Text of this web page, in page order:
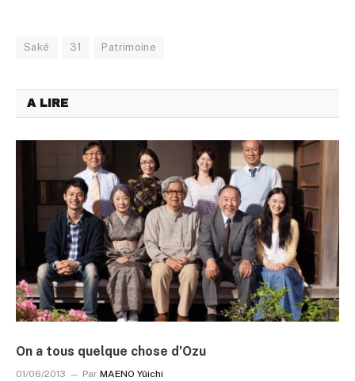
Saké 31 Patrimoine
A LIRE
On a tous quelque chose d’Ozu
01/06/2013 Par MAENO Yûichi